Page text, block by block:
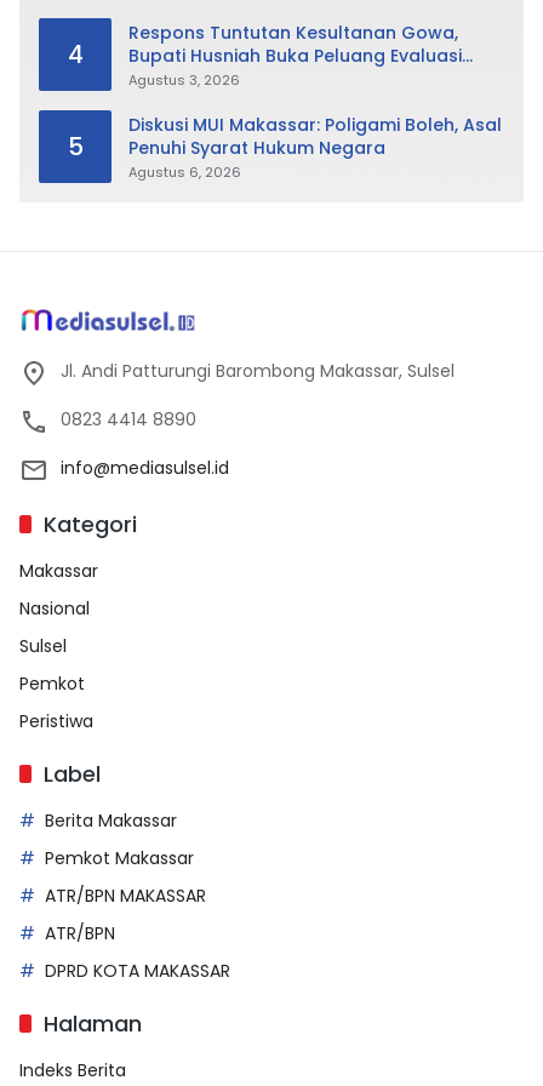
4
Respons Tuntutan Kesultanan Gowa,
Bupati Husniah Buka Peluang Evaluasi
Perda LAD: Bisa Direvisi Bahkan Diganti
Agustus 3, 2026
5
Diskusi MUI Makassar: Poligami Boleh, Asal
Penuhi Syarat Hukum Negara
Agustus 6, 2026
Jl. Andi Patturungi Barombong Makassar, Sulsel
0823 4414 8890
info@mediasulsel.id
Kategori
Makassar
Nasional
Sulsel
Pemkot
Peristiwa
Label
Berita Makassar
Pemkot Makassar
ATR/BPN MAKASSAR
ATR/BPN
DPRD KOTA MAKASSAR
Halaman
Indeks Berita